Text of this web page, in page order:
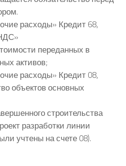
расходы» Кредит 68,
переданных в
активов;
расходы» Кредит 08,
объектов основных
строительства
разработки линии
учтены на счете 08).